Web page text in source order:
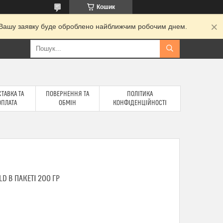
Кошик
заявку буде оброблено найближчим робочим днем.
ТА
ПОВЕРНЕННЯ ТА
ОБМІН
ПОЛІТИКА
КОНФІДЕНЦІЙНОСТІ
В ПАКЕТІ 200 ГР